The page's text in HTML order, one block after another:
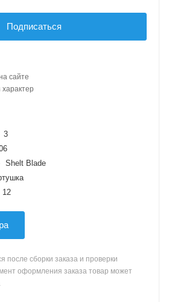
Подписаться
сайте
3
Shelt Blade
12
после сборки заказа и проверки
оформления заказа товар может